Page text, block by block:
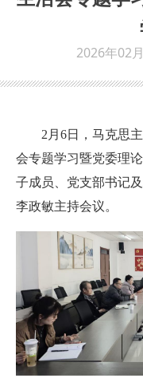
2026年02
2月6日，马克思
会专题学习暨党委理
子成员、党支部书记
李政敏主持会议。